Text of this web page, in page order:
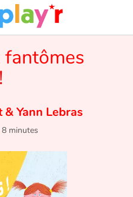
!
&Yann Lebras
8 minutes